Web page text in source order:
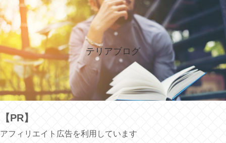
テリアブログ
【PR】
アフィリエイト広告を利用しています